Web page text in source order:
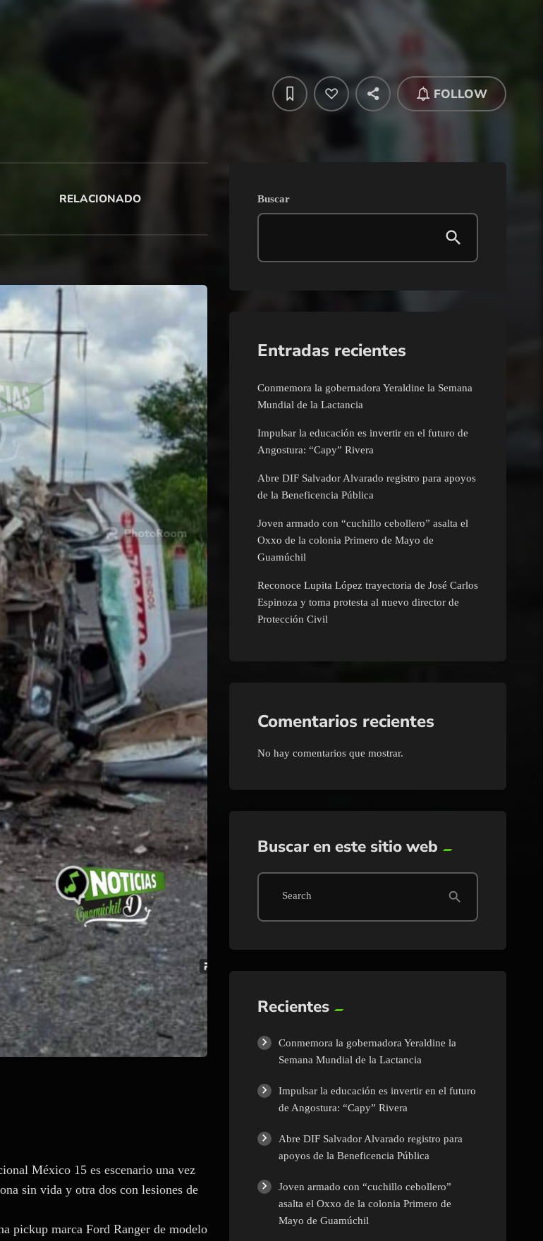
FOLLOW
RELACIONADO
México 15 es escenario una vez
sin vida y otra dos con lesiones de
pickup marca Ford Ranger de modelo
Buscar
Entradas recientes
Conmemora la gobernadora Yeraldine la Semana
Mundial de la Lactancia
Impulsar la educación es invertir en el futuro de
Angostura: “Capy” Rivera
Abre DIF Salvador Alvarado registro para apoyos
de la Beneficencia Pública
Joven armado con “cuchillo cebollero” asalta el
Oxxo de la colonia Primero de Mayo de
Guamúchil
Reconoce Lupita López trayectoria de José Carlos
Espinoza y toma protesta al nuevo director de
Protección Civil
Comentarios recientes
No hay comentarios que mostrar.
Buscar en este sitio web
Search search
Recientes
Conmemora la gobernadora Yeraldine la
Semana Mundial de la Lactancia
Impulsar la educación es invertir en el futuro
de Angostura: “Capy” Rivera
Abre DIF Salvador Alvarado registro para
apoyos de la Beneficencia Pública
Joven armado con “cuchillo cebollero”
asalta el Oxxo de la colonia Primero de
Mayo de Guamúchil